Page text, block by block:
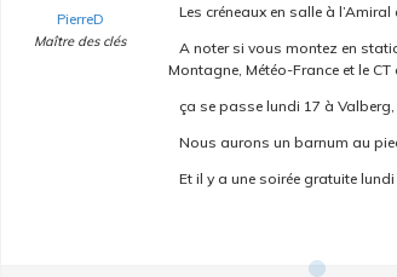
PierreD
Maître des clés
Les créneaux en salle à
A noter si vous montez en
Montagne, Météo-France et le CT
ça se passe lundi 17 à
Nous aurons un barnum au
Et il y a une soirée gratuite